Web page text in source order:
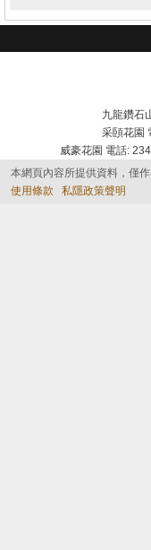
九龍鑽石
采頣花園
威豪花園 電話:
本網頁內容所提供資料，僅
使用條款
私隱政策聲明